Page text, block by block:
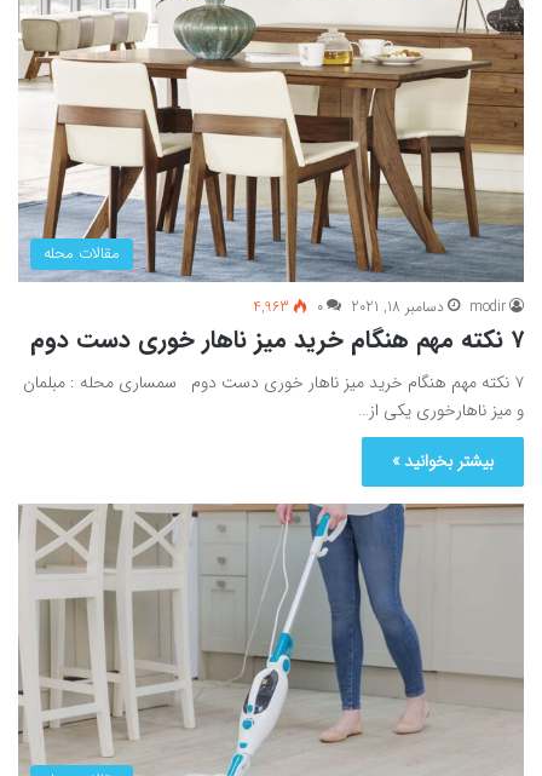
مقالات محله
modir دسامبر 18, 2021 0
4,963
۷ نکته مهم هنگام خرید میز ناهار خوری دست دوم
۷ نکته مهم هنگام خرید میز ناهار خوری دست دوم سمساری محله : مبلمان
و میز ناهارخوری یکی از…
بیشتر بخوانید »